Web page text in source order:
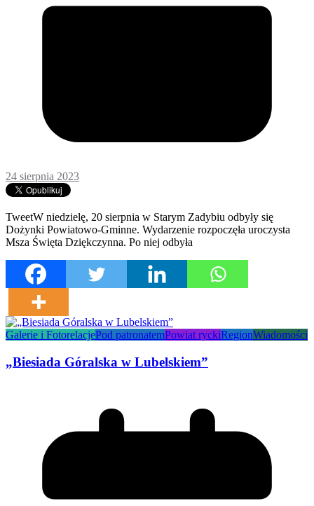
24 sierpnia 2023
TweetW niedzielę, 20 sierpnia w Starym Zadybiu odbyły się
Dożynki Powiatowo-Gminne. Wydarzenie rozpoczęła uroczysta
Msza Święta Dziękczynna. Po niej odbyła
Galerie i FotorelacjePod patronatemPowiat ryckiRegionWiadomości
„Biesiada Góralska w Lubelskiem”